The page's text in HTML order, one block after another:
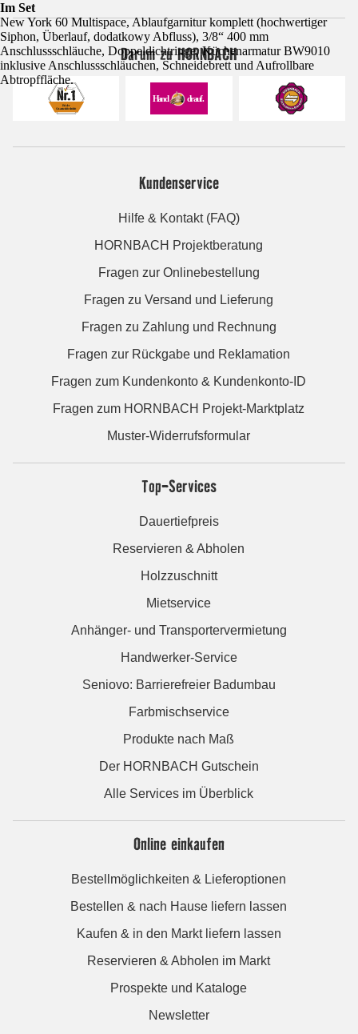
Im Set
New York 60 Multispace, Ablaufgarnitur komplett (hochwertiger
Siphon, Überlauf, dodatkowy Abfluss), 3/8“ 400 mm
Anschlussschläuche, Doppeldichtringe, Küchenarmatur BW9010
inklusive Anschlussschläuchen, Schneidebrett und Aufrollbare
Abtropffläche.
Darum zu HORNBACH
Kundenservice
Hilfe & Kontakt (FAQ)
HORNBACH Projektberatung
Fragen zur Onlinebestellung
Fragen zu Versand und Lieferung
Fragen zu Zahlung und Rechnung
Fragen zur Rückgabe und Reklamation
Fragen zum Kundenkonto & Kundenkonto-ID
Fragen zum HORNBACH Projekt-Marktplatz
Muster-Widerrufsformular
Top-Services
Dauertiefpreis
Reservieren & Abholen
Holzzuschnitt
Mietservice
Anhänger- und Transportervermietung
Handwerker-Service
Seniovo: Barrierefreier Badumbau
Farbmischservice
Produkte nach Maß
Der HORNBACH Gutschein
Alle Services im Überblick
Online einkaufen
Bestellmöglichkeiten & Lieferoptionen
Bestellen & nach Hause liefern lassen
Kaufen & in den Markt liefern lassen
Reservieren & Abholen im Markt
Prospekte und Kataloge
Newsletter